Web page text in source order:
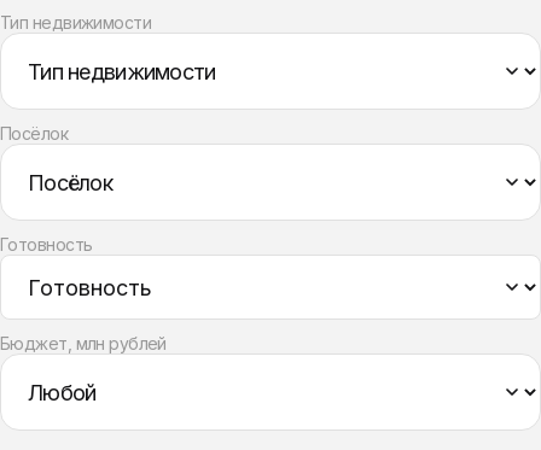
Тип недвижимости
Посёлок
Готовность
Бюджет, млн рублей